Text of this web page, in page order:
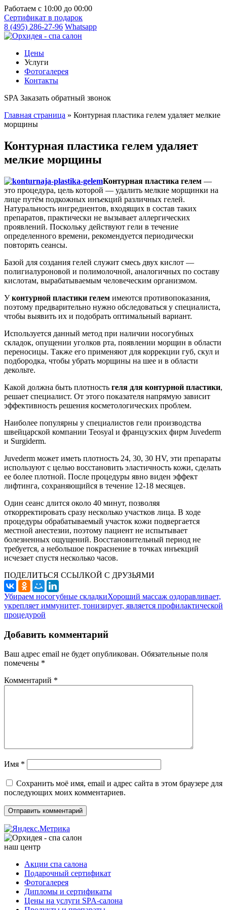
Работаем с 10:00 до 00:00
Cертификат в подарок
8 (495) 286-27-96 Whatsapp
Цены
Услуги
Фотогалерея
Контакты
SPA Заказать обратный звонок
Главная страница » Контурная пластика гелем удаляет мелкие
морщины
Контурная пластика гелем удаляет
мелкие морщины
Контурная пластика гелем —
это процедура, цель которой — удалить мелкие морщинки на
лице путём подкожных инъекций различных гелей.
Натуральность ингредиентов, входящих в состав таких
препаратов, практически не вызывает аллергических
проявлений. Поскольку действуют гели в течение
определенного времени, рекомендуется периодически
повторять сеансы.
Базой для создания гелей служит смесь двух кислот —
полигиалуроновой и полимолочной, аналогичных по составу
кислотам, вырабатываемым человеческим организмом.
Уконтурной пластики гелем имеются противопоказания,
поэтому предварительно нужно обследоваться у специалиста,
чтобы выявить их и подобрать оптимальный вариант.
Используется данный метод при наличии носогубных
складок, опущении уголков рта, появлении морщин в области
переносицы. Также его применяют для коррекции губ, скул и
подбородка, чтобы убрать морщины на шее и в области
декольте.
Какой должна быть плотность геля для контурной пластики,
решает специалист. От этого показателя напрямую зависит
эффективность решения косметологических проблем.
Наиболее популярны у специалистов гели производства
швейцарской компании Teosyal и французских фирм Juvederm
и Surgiderm.
Juvederm может иметь плотность 24, 30, 30 HV, эти препараты
используют с целью восстановить эластичность кожи, сделать
ее более плотной. После процедуры явно виден эффект
лифтинга, сохраняющийся в течение 12-18 месяцев.
Один сеанс длится около 40 минут, позволяя
откорректировать сразу несколько участков лица. В ходе
процедуры обрабатываемый участок кожи подвергается
местной анестезии, поэтому пациент не испытывает
болезненных ощущений. Восстановительный период не
требуется, а небольшое покраснение в точках инъекций
исчезает спустя несколько часов.
ПОДЕЛИТЬСЯ ССЫЛКОЙ С ДРУЗЬЯМИ
Убираем носогубные складкиХороший массаж оздоравливает,
укрепляет иммунитет, тонизирует, является профилактической
процедурой
Добавить комментарий
Ваш адрес email не будет опубликован. Обязательные поля
помечены *
Комментарий *
Имя *
Сохранить моё имя, email и адрес сайта в этом браузере для
последующих моих комментариев.
наш центр
Акции спа салона
Подарочный сертификат
Фотогалерея
Дипломы и сертификаты
Цены на услуги SPA-салона